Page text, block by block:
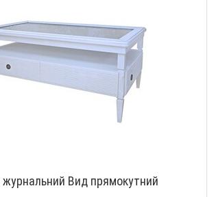
журнальний Вид прямокутний